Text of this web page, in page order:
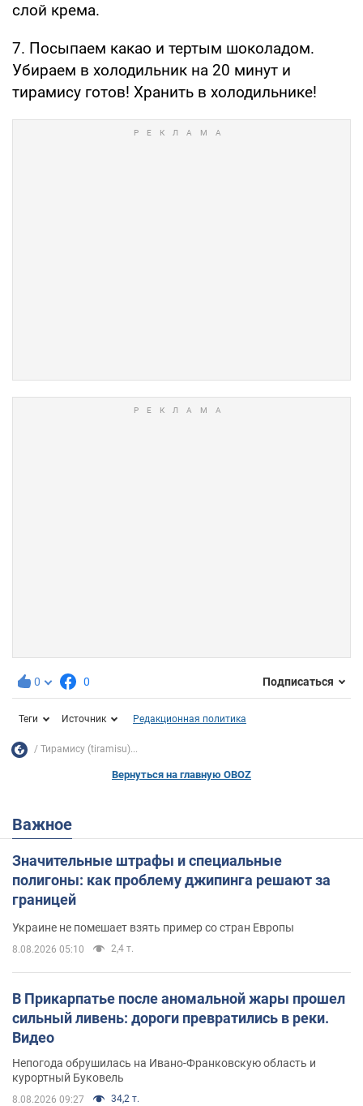
слой крема.
7. Посыпаем какао и тертым шоколадом.
Убираем в холодильник на 20 минут и
тирамису готов! Хранить в холодильнике!
0 0 Подписаться
Теги Источник Редакционная политика
Тирамису (tiramisu)...
Вернуться на главную OBOZ
Важное
Значительные штрафы и специальные
полигоны: как проблему джипинга решают за
границей
Украине не помешает взять пример со стран Европы
8.08.2026 05:10 2,4 т.
В Прикарпатье после аномальной жары прошел
сильный ливень: дороги превратились в реки.
Видео
Непогода обрушилась на Ивано-Франковскую область и
курортный Буковель
8.08.2026 09:27 34,2 т.